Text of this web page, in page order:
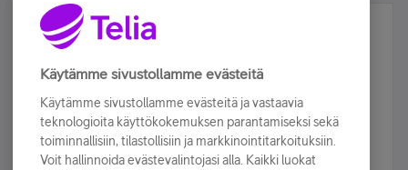
Älä jää paitsi – osallistu ja voita!
Tilaa Telian uutiskirje ja olet mukana arvonnassa.
sähköpostiisi.
Tilaa nyt
Käytämme sivustollamme evästeitä
Käytämme sivustollamme evästeitä ja vastaavia
teknologioita käyttökokemuksen parantamiseksi sekä
toiminnallisiin, tilastollisiin ja markkinointitarkoituksiin.
Voit hallinnoida evästevalintojasi alla. Kaikki luokat